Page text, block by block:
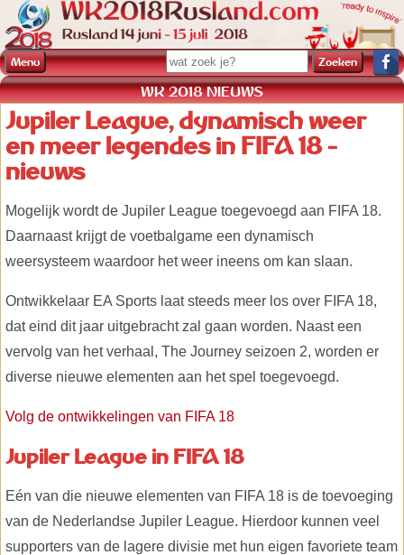
WK 2018 NIEUWS
Jupiler League, dynamisch weer
en meer legendes in FIFA 18 -
nieuws
Mogelijk wordt de Jupiler League toegevoegd aan FIFA 18.
Daarnaast krijgt de voetbalgame een dynamisch
weersysteem waardoor het weer ineens om kan slaan.
Ontwikkelaar EA Sports laat steeds meer los over FIFA 18,
dat eind dit jaar uitgebracht zal gaan worden. Naast een
vervolg van het verhaal, The Journey seizoen 2, worden er
diverse nieuwe elementen aan het spel toegevoegd.
Volg de ontwikkelingen van FIFA 18
Jupiler League in FIFA 18
Eén van die nieuwe elementen van FIFA 18 is de toevoeging
van de Nederlandse Jupiler League. Hierdoor kunnen veel
supporters van de lagere divisie met hun eigen favoriete team
Menu